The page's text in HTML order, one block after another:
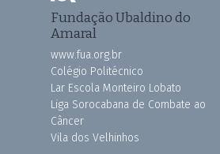
Fundação Ubaldino do
Amaral
www.fua.org.br
Colégio Politécnico
Lar Escola Monteiro Lobato
Liga Sorocabana de Combate ao
Câncer
Vila dos Velhinhos